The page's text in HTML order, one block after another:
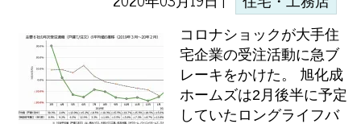
コロナショックが大手住
宅企業の受注活動に急ブ
レーキをかけた。 旭化成
ホームズは2月後半に予定
していたロングライフバ